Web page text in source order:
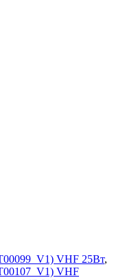
VHF 25Вт,
VHF